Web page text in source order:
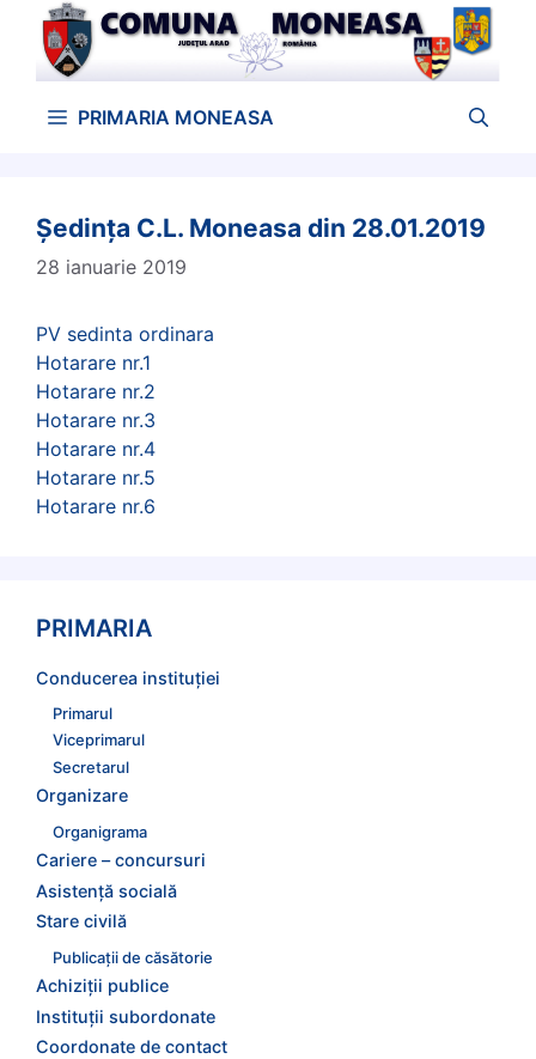
conținut
PRIMARIA MONEASA
Ședința C.L. Moneasa din 28.01.2019
28 ianuarie 2019
PV sedinta ordinara
Hotarare nr.1
Hotarare nr.2
Hotarare nr.3
Hotarare nr.4
Hotarare nr.5
Hotarare nr.6
PRIMARIA
Conducerea instituției
Primarul
Viceprimarul
Secretarul
Organizare
Organigrama
Cariere – concursuri
Asistență socială
Stare civilă
Publicații de căsătorie
Achiziții publice
Instituții subordonate
Coordonate de contact